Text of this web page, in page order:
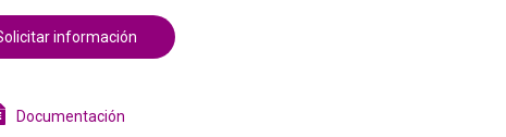
información
Documentación